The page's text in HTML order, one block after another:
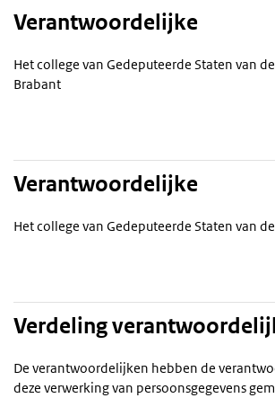
Verantwoordelijke
Het college van Gedeputeerde Staten van
Brabant
Verantwoordelijke
Het college van Gedeputeerde Staten van
Verdeling
De verantwoordelijken hebben de
deze verwerking van persoonsgegevens